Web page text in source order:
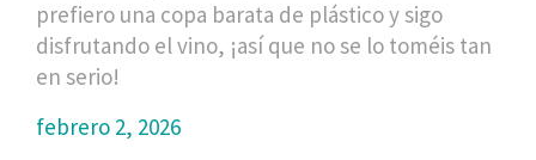
prefiero una copa barata de plástico y sigo
disfrutando el vino, ¡así que no se lo toméis tan
en serio!
febrero 2, 2026